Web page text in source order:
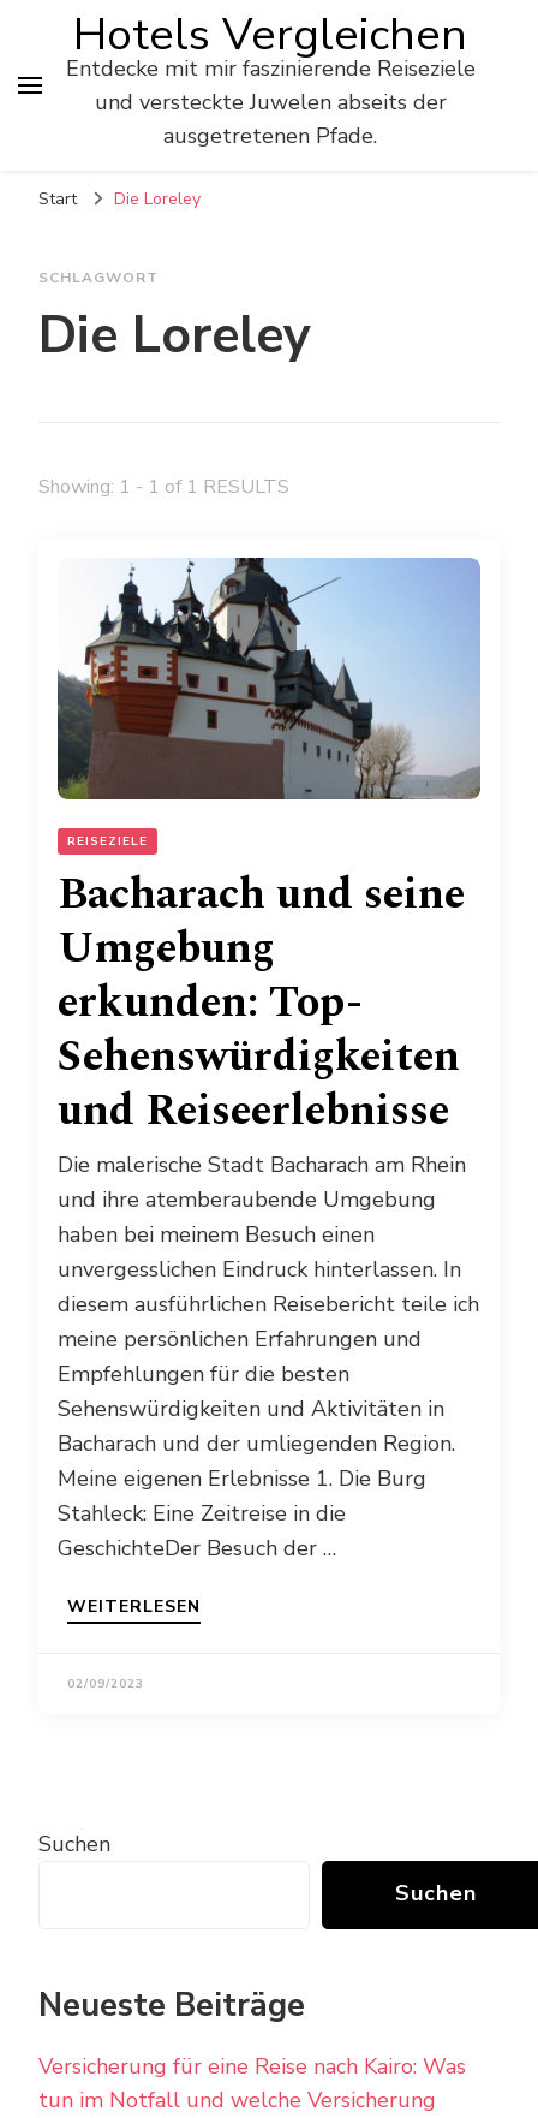
Hotels Vergleichen
Entdecke mit mir faszinierende Reiseziele
und versteckte Juwelen abseits der
ausgetretenen Pfade.
Start Die Loreley
SCHLAGWORT
Die Loreley
Showing: 1 - 1 of 1 RESULTS
REISEZIELE
Bacharach und seine
Umgebung
erkunden: Top-
Sehenswürdigkeiten
und Reiseerlebnisse
Die malerische Stadt Bacharach am Rhein
und ihre atemberaubende Umgebung
haben bei meinem Besuch einen
unvergesslichen Eindruck hinterlassen. In
diesem ausführlichen Reisebericht teile ich
meine persönlichen Erfahrungen und
Empfehlungen für die besten
Sehenswürdigkeiten und Aktivitäten in
Bacharach und der umliegenden Region.
Meine eigenen Erlebnisse 1. Die Burg
Stahleck: Eine Zeitreise in die
GeschichteDer Besuch der …
WEITERLESEN
02/09/2023
Suchen
Suchen
Neueste Beiträge
Versicherung für eine Reise nach Kairo: Was
tun im Notfall und welche Versicherung